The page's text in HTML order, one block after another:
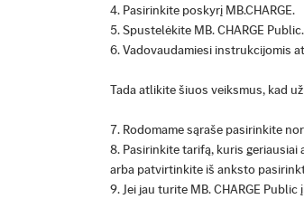
Pasirinkite poskyrį MB.CHARGE.
Spustelėkite MB. CHARGE Public.
Vadovaudamiesi instrukcijomis
Tada atlikite šiuos veiksmus, kad
Rodomame sąraše pasirinkite
Pasirinkite tarifą, kuris
arba patvirtinkite iš anksto
Jei jau turite MB. CHARGE